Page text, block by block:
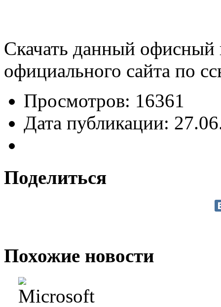
Скачать данный офисный
официального сайта по
Просмотров: 16361
Дата публикации:
Поделиться
Похожие новости